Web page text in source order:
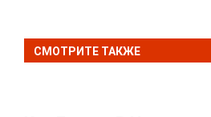
СМОТРИТЕ ТАКЖЕ